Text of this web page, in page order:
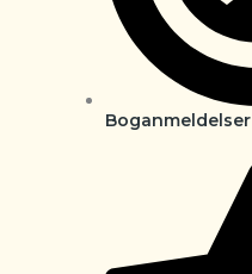
Boganmeldelser